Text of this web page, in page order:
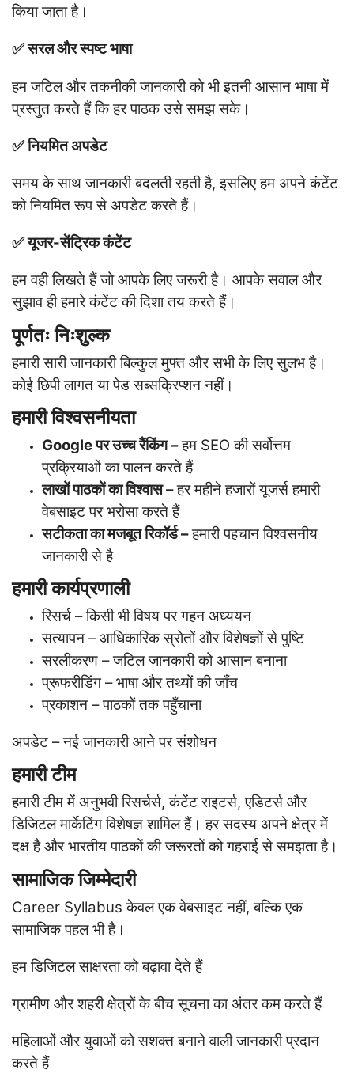
किया जाता है।
✅ सरल और स्पष्ट भाषा
हम जटिल और तकनीकी जानकारी को भी इतनी आसान भाषा में
प्रस्तुत करते हैं कि हर पाठक उसे समझ सके।
✅ नियमित अपडेट
समय के साथ जानकारी बदलती रहती है, इसलिए हम अपने कंटेंट
को नियमित रूप से अपडेट करते हैं।
✅ यूजर-सेंट्रिक कंटेंट
हम वही लिखते हैं जो आपके लिए जरूरी है। आपके सवाल और
सुझाव ही हमारे कंटेंट की दिशा तय करते हैं।
पूर्णतः निःशुल्क
हमारी सारी जानकारी बिल्कुल मुफ्त और सभी के लिए सुलभ है।
कोई छिपी लागत या पेड सब्सक्रिप्शन नहीं।
हमारी विश्वसनीयता
Google पर उच्च रैंकिंग –हम SEO की सर्वोत्तम
प्रक्रियाओं का पालन करते हैं
लाखों पाठकों का विश्वास –हर महीने हजारों यूजर्स हमारी
वेबसाइट पर भरोसा करते हैं
सटीकता का मजबूत रिकॉर्ड –हमारी पहचान विश्वसनीय
जानकारी से है
हमारी कार्यप्रणाली
रिसर्च – किसी भी विषय पर गहन अध्ययन
सत्यापन – आधिकारिक स्रोतों और विशेषज्ञों से पुष्टि
सरलीकरण – जटिल जानकारी को आसान बनाना
प्रूफरीडिंग – भाषा और तथ्यों की जाँच
प्रकाशन – पाठकों तक पहुँचाना
अपडेट – नई जानकारी आने पर संशोधन
हमारी टीम
हमारी टीम में अनुभवी रिसर्चर्स, कंटेंट राइटर्स, एडिटर्स और
डिजिटल मार्केटिंग विशेषज्ञ शामिल हैं। हर सदस्य अपने क्षेत्र में
दक्ष है और भारतीय पाठकों की जरूरतों को गहराई से समझता है।
सामाजिक जिम्मेदारी
Career Syllabus केवल एक वेबसाइट नहीं, बल्कि एक
सामाजिक पहल भी है।
हमडिजिटल साक्षरता को बढ़ावा देते हैं
ग्रामीण और शहरी क्षेत्रों के बीच सूचना का अंतर कम करते हैं
महिलाओं और युवाओं को सशक्त बनाने वाली जानकारी प्रदान
करते हैं